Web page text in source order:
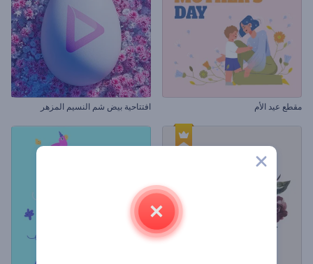
مقطع عيد الأم افتتاحية بيض شم النسيم المزهر